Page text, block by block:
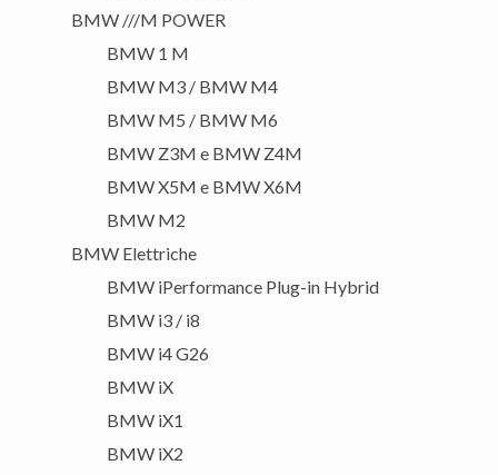
BMW ///M POWER
BMW 1 M
BMW M3 / BMW M4
BMW M5 / BMW M6
BMW Z3M e BMW Z4M
BMW X5M e BMW X6M
BMW M2
BMW Elettriche
BMW iPerformance Plug-in Hybrid
BMW i3 / i8
BMW i4 G26
BMW iX
BMW iX1
BMW iX2